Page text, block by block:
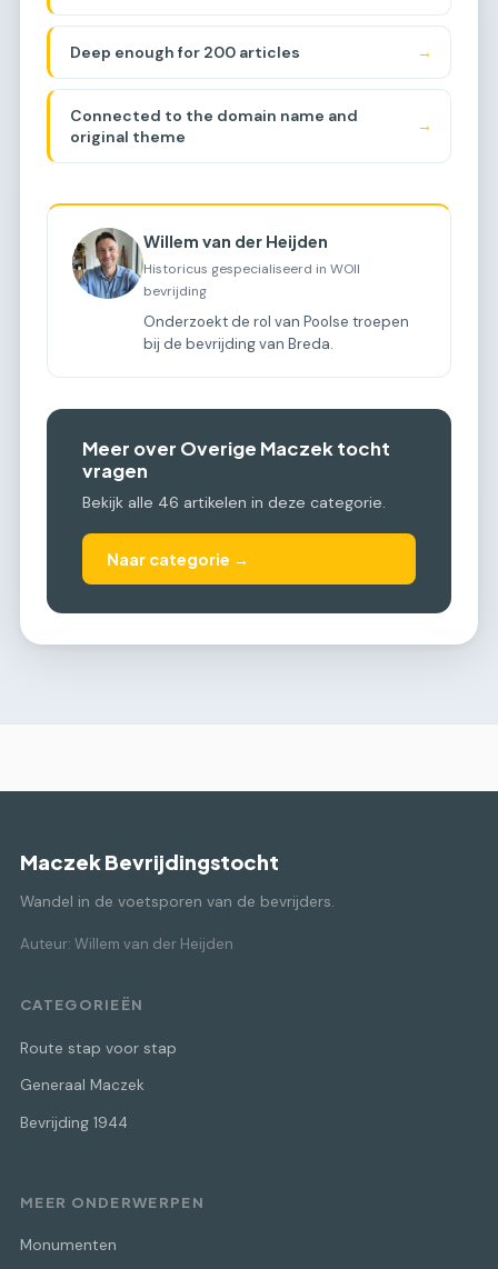
Deep enough for 200 articles →
Connected to the domain name and
original theme
→
Willem van der Heijden
Historicus gespecialiseerd in WOII
bevrijding
Onderzoekt de rol van Poolse troepen
bij de bevrijding van Breda.
Meer over Overige Maczek tocht
vragen
Bekijk alle 46 artikelen in deze categorie.
Naar categorie →
Maczek Bevrijdingstocht
Wandel in de voetsporen van de bevrijders.
Auteur: Willem van der Heijden
CATEGORIEËN
Route stap voor stap
Generaal Maczek
Bevrijding 1944
MEER ONDERWERPEN
Monumenten